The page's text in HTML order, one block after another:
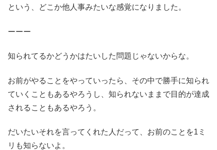
という、どこか他人事みたいな感覚になりました。
ーーー
知られてるかどうかはたいした問題じゃないからな。
お前がやることをやっていったら、その中で勝手に知られ
ていくこともあるやろうし、知られないままで目的が達成
されることもあるやろう。
だいたいそれを言ってくれた人だって、お前のことを1ミ
リも知らないよ。